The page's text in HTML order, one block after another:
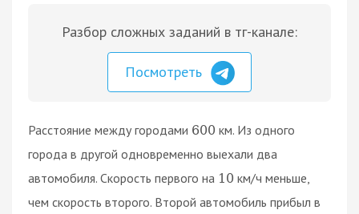
Разбор сложных заданий в тг-канале:
Посмотреть
Расстояние между городами 600 км. Из одного
города в другой одновременно выехали два
автомобиля. Скорость первого на 10 км/ч меньше,
чем скорость второго. Второй автомобиль прибыл в